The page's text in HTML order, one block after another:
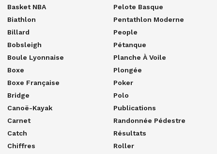
Basket NBA
Biathlon
Billard
Bobsleigh
Boule Lyonnaise
Boxe
Boxe Française
Bridge
Canoë-Kayak
Carnet
Catch
Chiffres
Pelote Basque
Pentathlon Moderne
People
Pétanque
Planche À Voile
Plongée
Poker
Polo
Publications
Randonnée Pédestre
Résultats
Roller